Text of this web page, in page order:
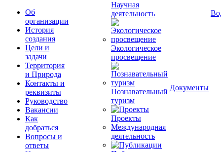
Об
организации
История
создания
Цели и
задачи
Территория
и Природа
Контакты и
реквизиты
Руководство
Вакансии
Как
добраться
Вопросы и
ответы
Научная
деятельность
Экологическое
просвещение
Познавательный
туризм
Проекты
Международная
деятельность
Документы